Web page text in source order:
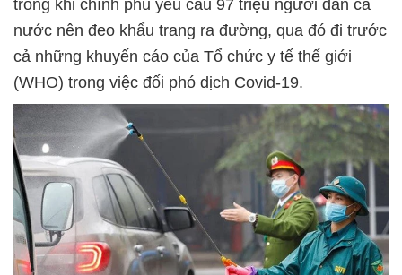
trong khi chính phủ yêu cầu 97 triệu người dân cả
nước nên đeo khẩu trang ra đường, qua đó đi trước
cả những khuyến cáo của Tổ chức y tế thế giới
(WHO) trong việc đối phó dịch Covid-19.